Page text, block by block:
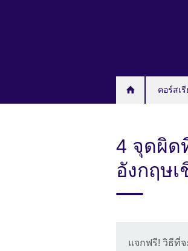
คอร์สเ
4 จุดผิด
อังกฤษเ
แจกฟรี! วิธีที่